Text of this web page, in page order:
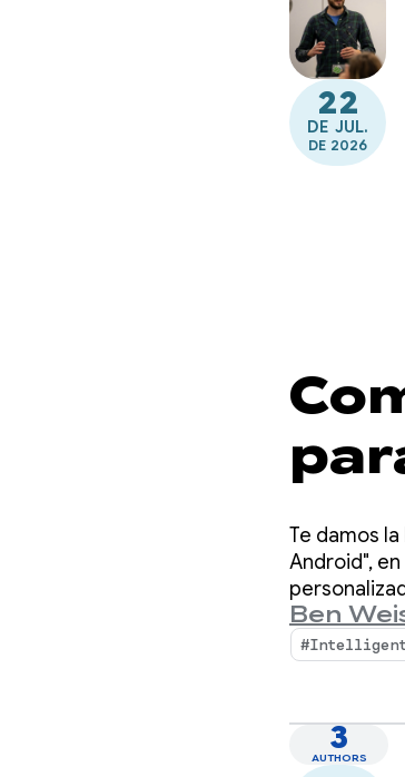
22
DE JUL.
DE 2026
Te damos
Android",
Firebase AI
Ben
#Intelligent
3
AUTHORS